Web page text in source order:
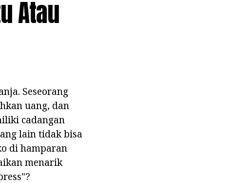
Atau
Seseorang
uang, dan
cadangan
lain tidak bisa
di hamparan
menarik